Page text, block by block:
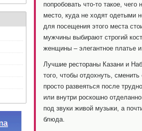
попробовать что-то такое,
место, куда не ходят одетыми
для посещения этого места
мужчины выбирают строгий
женщины – элегантное платье
Лучшие рестораны Казани и
того, чтобы отдохнуть,
просто развеяться после
или внутри роскошно
под звуки живой музыки, а
блюда.